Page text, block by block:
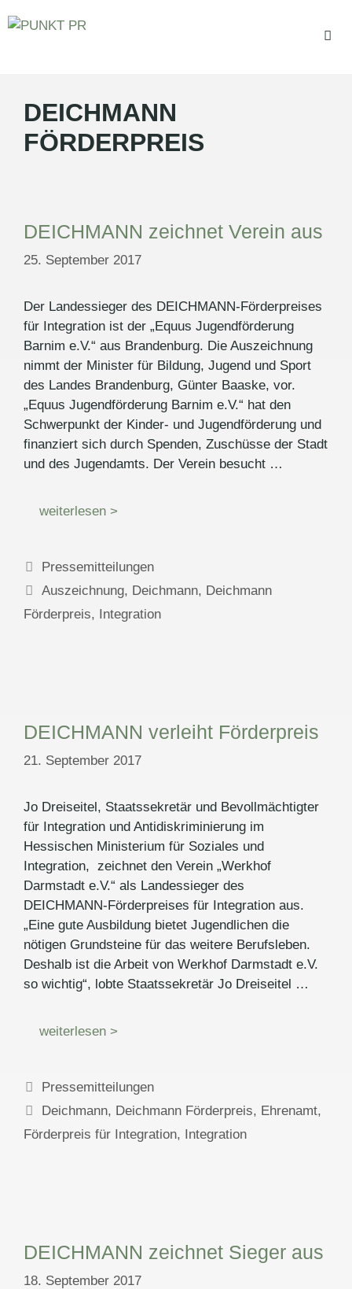
Inhalt
DEICHMANN
FÖRDERPREIS
DEICHMANN zeichnet Verein aus
25. September 2017
Der Landessieger des DEICHMANN-Förderpreises
für Integration ist der „Equus Jugendförderung
Barnim e.V.“ aus Brandenburg. Die Auszeichnung
nimmt der Minister für Bildung, Jugend und Sport
des Landes Brandenburg, Günter Baaske, vor.
„Equus Jugendförderung Barnim e.V.“ hat den
Schwerpunkt der Kinder- und Jugendförderung und
finanziert sich durch Spenden, Zuschüsse der Stadt
und des Jugendamts. Der Verein besucht …
weiterlesen >
Kategorien
Pressemitteilungen
Schlagwörter
Auszeichnung, Deichmann, Deichmann
Förderpreis, Integration
DEICHMANN verleiht Förderpreis
21. September 2017
Jo Dreiseitel, Staatssekretär und Bevollmächtigter
für Integration und Antidiskriminierung im
Hessischen Ministerium für Soziales und
Integration, zeichnet den Verein „Werkhof
Darmstadt e.V.“ als Landessieger des
DEICHMANN-Förderpreises für Integration aus.
„Eine gute Ausbildung bietet Jugendlichen die
nötigen Grundsteine für das weitere Berufsleben.
Deshalb ist die Arbeit von Werkhof Darmstadt e.V.
so wichtig“, lobte Staatssekretär Jo Dreiseitel …
weiterlesen >
Kategorien
Pressemitteilungen
Schlagwörter
Deichmann, Deichmann Förderpreis, Ehrenamt,
Förderpreis für Integration, Integration
DEICHMANN zeichnet Sieger aus
18. September 2017